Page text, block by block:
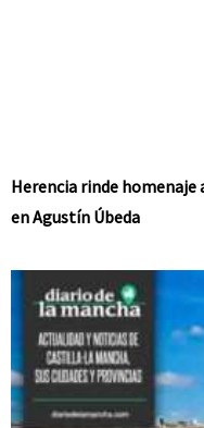
Herencia rinde homenaje
en Agustín Úbeda